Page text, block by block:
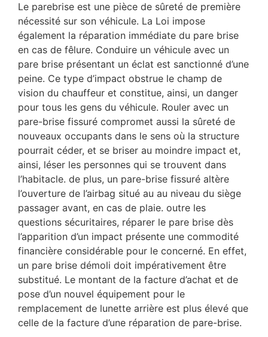
Le parebrise est une pièce de sûreté de première
nécessité sur son véhicule. La Loi impose
également la réparation immédiate du pare brise
en cas de fêlure. Conduire un véhicule avec un
pare brise présentant un éclat est sanctionné d’une
peine. Ce type d’impact obstrue le champ de
vision du chauffeur et constitue, ainsi, un danger
pour tous les gens du véhicule. Rouler avec un
pare-brise fissuré compromet aussi la sûreté de
nouveaux occupants dans le sens où la structure
pourrait céder, et se briser au moindre impact et,
ainsi, léser les personnes qui se trouvent dans
l’habitacle. de plus, un pare-brise fissuré altère
l’ouverture de l’airbag situé au au niveau du siège
passager avant, en cas de plaie. outre les
questions sécuritaires, réparer le pare brise dès
l’apparition d’un impact présente une commodité
financière considérable pour le concerné. En effet,
un pare brise démoli doit impérativement être
substitué. Le montant de la facture d’achat et de
pose d’un nouvel équipement pour le
remplacement de lunette arrière est plus élevé que
celle de la facture d’une réparation de pare-brise.